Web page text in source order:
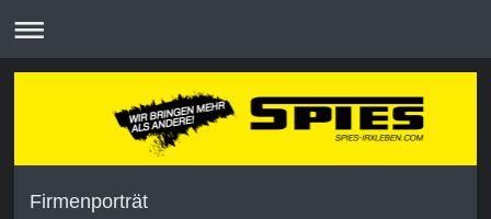
Firmenporträt